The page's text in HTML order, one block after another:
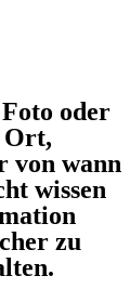
oder
Ort,
von wann
wissen
zu